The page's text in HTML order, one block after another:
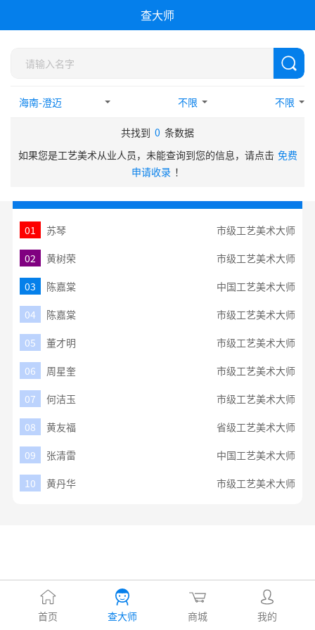
查大师
不限 不限
共找到 0 条数据
如果您是工艺美术从业人员，未能查询到您的信息，请点击 免费
申请收录 ！
01 苏琴
市级工艺美术大师
02
黄树荣
市级工艺美术大师
03
陈嘉棠
中国工艺美术大师
04
陈嘉棠
市级工艺美术大师
05
董才明
市级工艺美术大师
06
周星奎
市级工艺美术大师
07
何洁玉
市级工艺美术大师
08
黄友福
省级工艺美术大师
09
张清雷
中国工艺美术大师
10
黄丹华 市级工艺美术大师
首页 查大师 商城 我的